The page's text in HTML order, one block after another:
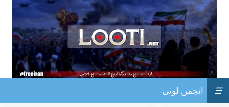
انجمن لوتی ☰